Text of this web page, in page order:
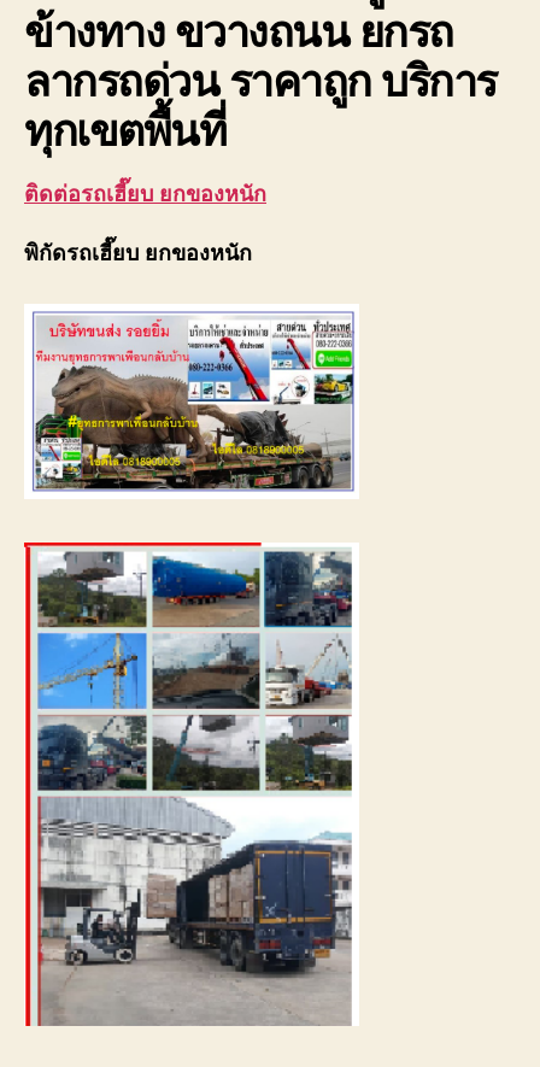
ข้างทาง ขวางถนน ยกรถ
ลากรถด่วน ราคาถูก บริการ
ทุกเขตพื้นที่
ติดต่อรถเฮี๊ยบ ยกของหนัก
พิกัดรถเฮี๊ยบ ยกของหนัก